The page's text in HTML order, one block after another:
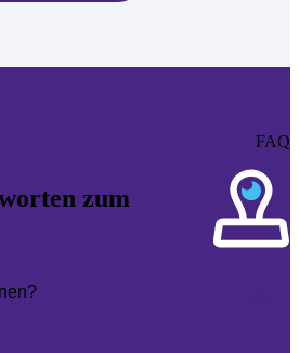
FAQ
zum